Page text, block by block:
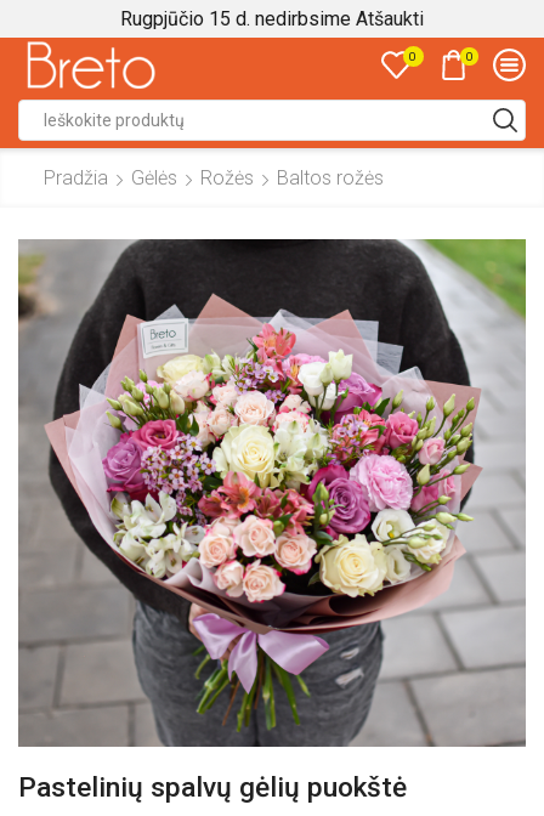
Rugpjūčio 15 d. nedirbsime Atšaukti
0 0
input
Pradžia Gėlės Rožės Baltos rožės
Pastelinių spalvų gėlių puokštė